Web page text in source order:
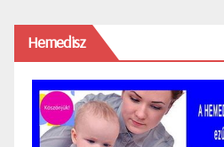
Hemedisz